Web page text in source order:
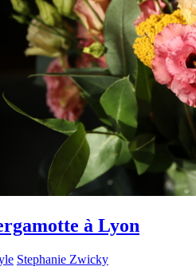
à Lyon
Stephanie Zwicky